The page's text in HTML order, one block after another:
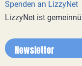
Spenden an LizzyNet
LizzyNet ist
Newsletter